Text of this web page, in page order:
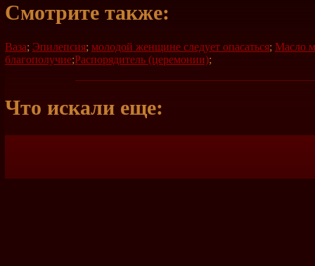
Смотрите также:
Ваза; Эпилепсия; молодой женщине следует опасаться; Масло
благополучие;Распорядитель (церемонии);
Что искали еще: